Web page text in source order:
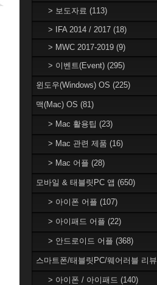
> 보도자료 (113)
> IFA 2014 / 2017 (18)
> MWC 2017-2019 (9)
> 이벤트(Event) (295)
윈도우(Windows) OS (225)
맥(Mac) OS (81)
> Mac 활용팁 (23)
> Mac 관련 제품 (16)
> Mac 어플 (28)
모바일 & 태블릿PC 앱 (650)
> 아이폰 어플 (107)
> 아이패드 어플 (22)
> 안드로이드 어플 (368)
스마트폰/태블릿PC/웨어러블 리뷰
> 아이폰 / 아이패드 (140)